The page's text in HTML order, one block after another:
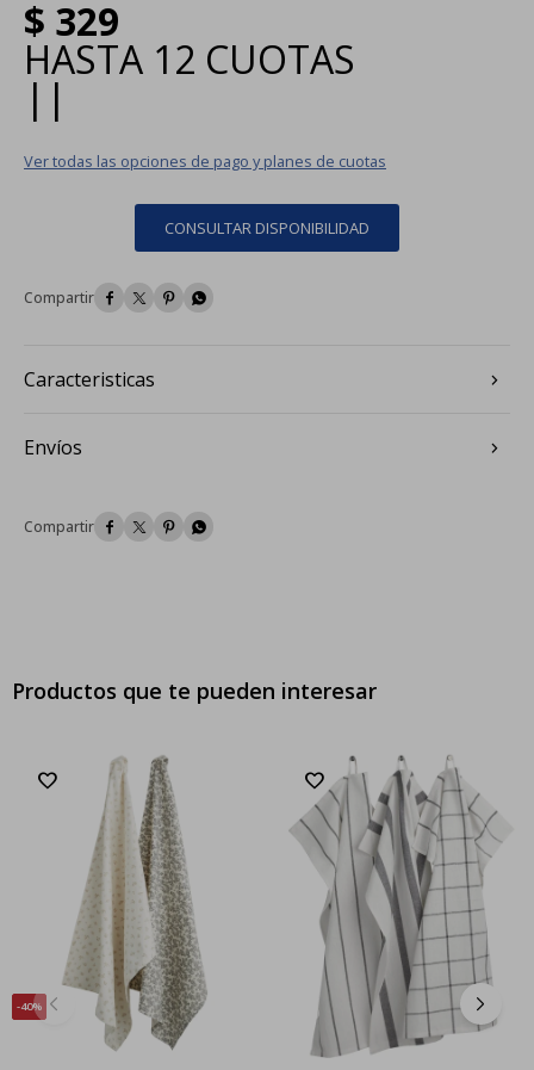
$ 329
HASTA 12 CUOTAS
| |
Ver todas las opciones de pago y planes de cuotas
CONSULTAR DISPONIBILIDAD
   
Caracteristicas
Envíos
   
Productos que te pueden interesar
40